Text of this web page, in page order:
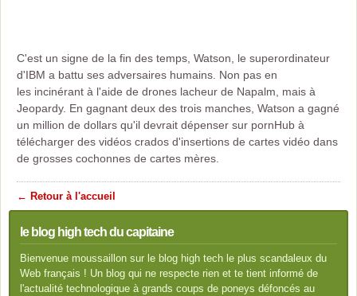
C'est un signe de la fin des temps, Watson, le superordinateur
d'IBM a battu ses adversaires humains. Non pas en
les incinérant à l'aide de drones lacheur de Napalm, mais à
Jeopardy. En gagnant deux des trois manches, Watson a gagné
un million de dollars qu'il devrait dépenser sur pornHub à
télécharger des vidéos crados d'insertions de cartes vidéo dans
de grosses cochonnes de cartes mères.
← Retour à l'accueil
le blog high tech du capitaine
Bienvenue moussaillon sur le blog high tech le plus scandaleux du
Web français ! Un blog qui ne respecte rien et te tient informé de
l'actualité technologique à grands coups de poneys défoncés au